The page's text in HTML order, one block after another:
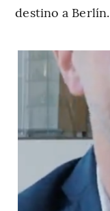
destino a Berlín.